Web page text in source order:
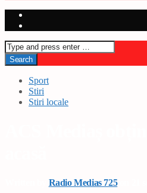
Sport
Stiri
Stiri locale
Radio Medias 725on 21